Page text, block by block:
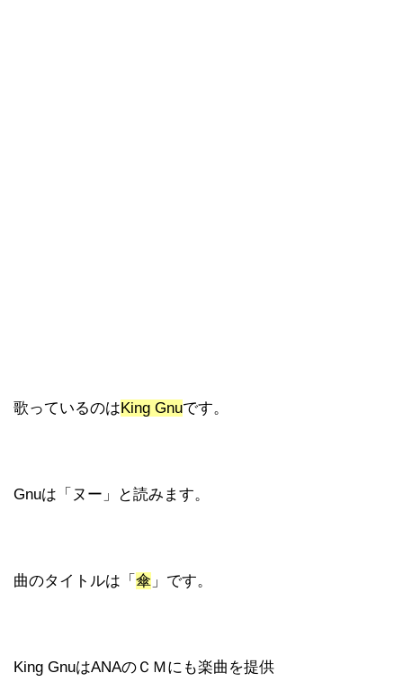
歌っているのはKing Gnuです。
Gnuは「ヌー」と読みます。
曲のタイトルは「 傘 」です。
King GnuはANAのＣＭにも楽曲を提供